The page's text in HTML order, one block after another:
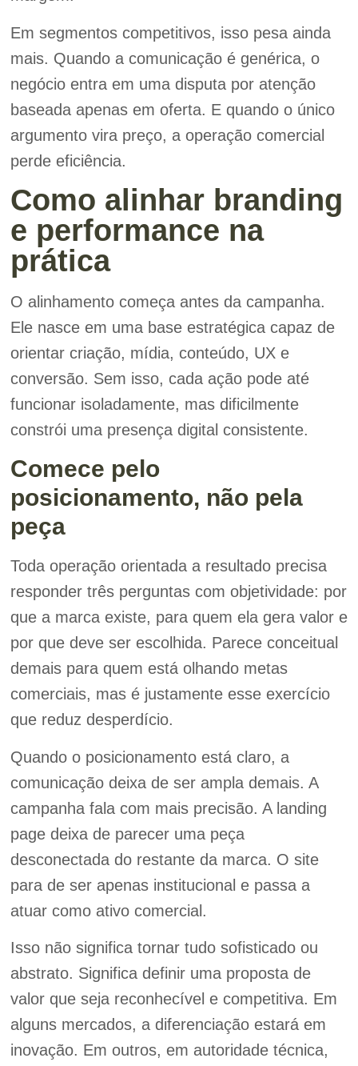
Em segmentos competitivos, isso pesa ainda
mais. Quando a comunicação é genérica, o
negócio entra em uma disputa por atenção
baseada apenas em oferta. E quando o único
argumento vira preço, a operação comercial
perde eficiência.
Como alinhar branding
e performance na
prática
O alinhamento começa antes da campanha.
Ele nasce em uma base estratégica capaz de
orientar criação, mídia, conteúdo, UX e
conversão. Sem isso, cada ação pode até
funcionar isoladamente, mas dificilmente
constrói uma presença digital consistente.
Comece pelo
posicionamento, não pela
peça
Toda operação orientada a resultado precisa
responder três perguntas com objetividade: por
que a marca existe, para quem ela gera valor e
por que deve ser escolhida. Parece conceitual
demais para quem está olhando metas
comerciais, mas é justamente esse exercício
que reduz desperdício.
Quando o posicionamento está claro, a
comunicação deixa de ser ampla demais. A
campanha fala com mais precisão. A landing
page deixa de parecer uma peça
desconectada do restante da marca. O site
para de ser apenas institucional e passa a
atuar como ativo comercial.
Isso não significa tornar tudo sofisticado ou
abstrato. Significa definir uma proposta de
valor que seja reconhecível e competitiva. Em
alguns mercados, a diferenciação estará em
inovação. Em outros, em autoridade técnica,